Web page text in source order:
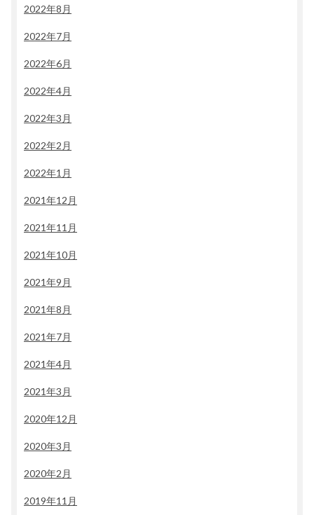
2022年8月
2022年7月
2022年6月
2022年4月
2022年3月
2022年2月
2022年1月
2021年12月
2021年11月
2021年10月
2021年9月
2021年8月
2021年7月
2021年4月
2021年3月
2020年12月
2020年3月
2020年2月
2019年11月